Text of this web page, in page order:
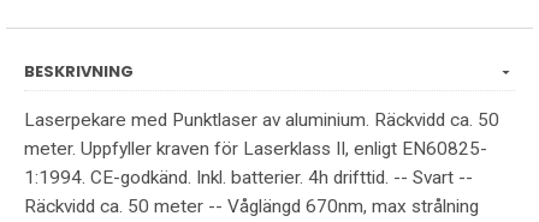
BESKRIVNING
Laserpekare med Punktlaser av aluminium. Räckvidd ca. 50
meter. Uppfyller kraven för Laserklass II, enligt EN60825-
1:1994. CE-godkänd. Inkl. batterier. 4h drifttid. -- Svart --
Räckvidd ca. 50 meter -- Våglängd 670nm, max strålning